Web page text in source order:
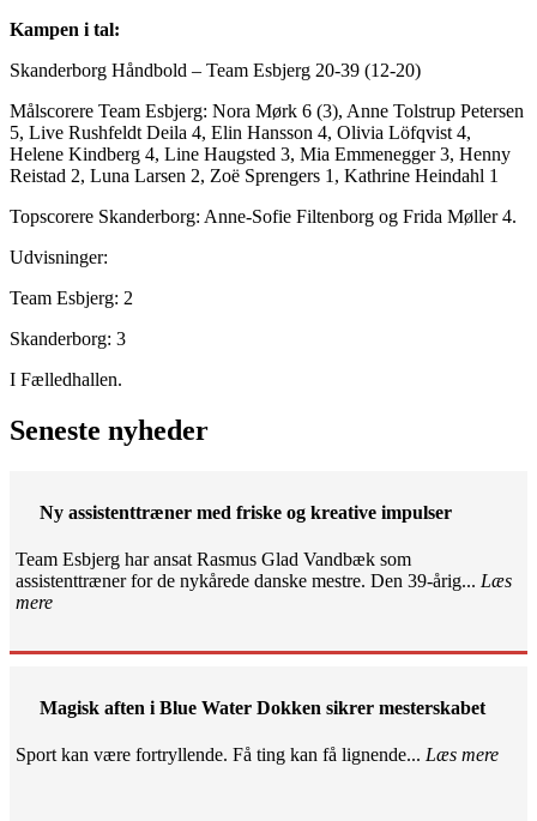
Kampen i tal:
Skanderborg Håndbold – Team Esbjerg 20-39 (12-20)
Målscorere Team Esbjerg: Nora Mørk 6 (3), Anne Tolstrup Petersen
5, Live Rushfeldt Deila 4, Elin Hansson 4, Olivia Löfqvist 4,
Helene Kindberg 4, Line Haugsted 3, Mia Emmenegger 3, Henny
Reistad 2, Luna Larsen 2, Zoë Sprengers 1, Kathrine Heindahl 1
Topscorere Skanderborg: Anne-Sofie Filtenborg og Frida Møller 4.
Udvisninger:
Team Esbjerg: 2
Skanderborg: 3
I Fælledhallen.
Seneste nyheder
Ny assistenttræner med friske og kreative impulser
Team Esbjerg har ansat Rasmus Glad Vandbæk som
assistenttræner for de nykårede danske mestre. Den 39-årig... Læs
mere
Magisk aften i Blue Water Dokken sikrer mesterskabet
Sport kan være fortryllende. Få ting kan få lignende... Læs mere